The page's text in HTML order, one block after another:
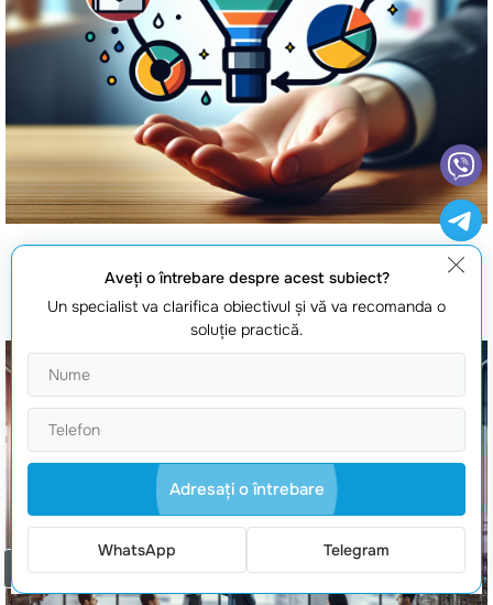
funnel automat de vanzari
Aveţi o întrebare despre acest subiect?
Un specialist va clarifica obiectivul şi vă va recomanda o
soluţie practică.
Adresaţi o întrebare
WhatsApp Telegram
Comanda un apel